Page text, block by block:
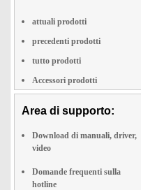
attuali prodotti
precedenti prodotti
tutto prodotti
Accessori prodotti
Area di supporto:
Download di manuali, driver,
video
Domande frequenti sulla
hotline